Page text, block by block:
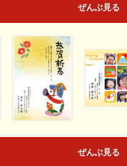
ぜんぶ見る
ぜんぶ見る